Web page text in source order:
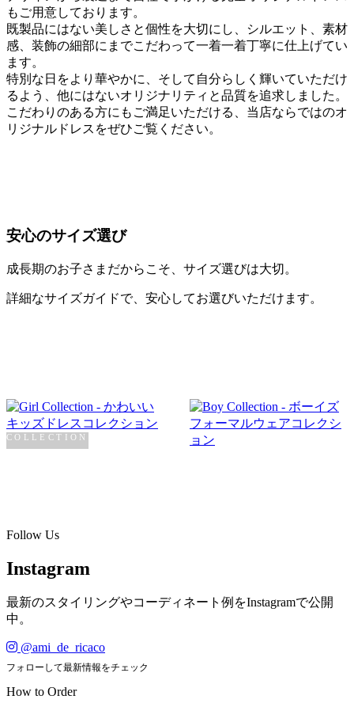
もご用意しております。
既製品にはない美しさと個性を大切にし、シルエット、素材
感、装飾の細部にまでこだわって一着一着丁寧に仕上げてい
ます。
特別な日をより華やかに、そして自分らしく輝いていただけ
るよう、他にはないオリジナリティと品質を追求しました。
こだわりのある方にもご満足いただける、当店ならではのオ
リジナルドレスをぜひご覧ください。
安心のサイズ選び
成長期のお子さまだからこそ、サイズ選びは大切。
詳細なサイズガイドで、安心してお選びいただけます。
COLLECTION
Follow Us
Instagram
最新のスタイリングやコーディネート例をInstagramで公開
中。
@ami_de_ricaco
フォローして最新情報をチェック
How to Order